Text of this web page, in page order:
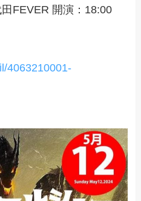
FEVER 開演：18:00
4063210001-